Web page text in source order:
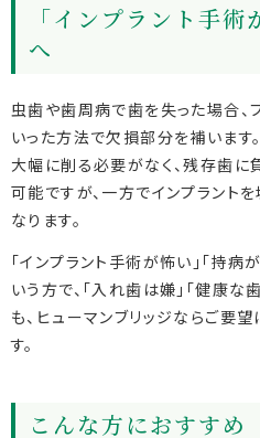
「インプラント手
へ
虫歯や歯周病で歯を失った場合、
いった方法で欠損部分を補います
大幅に削る必要がなく、残存歯
可能ですが、一方でインプラント
なります。
「インプラント手術が怖い」「持
いう方で、「入れ歯は嫌」「健康な
も、ヒューマンブリッジならご要
す。
こんな方におすすめ